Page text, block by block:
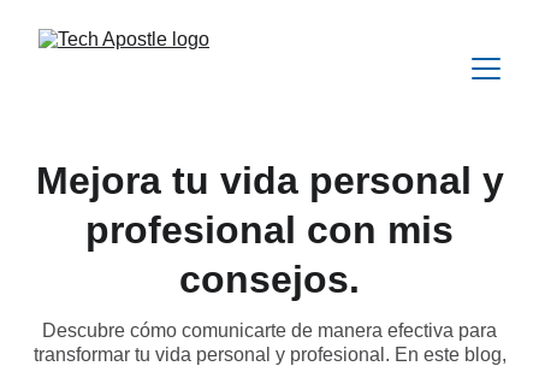
Mejora tu vida personal y
profesional con mis
consejos.
Descubre cómo comunicarte de manera efectiva para
transformar tu vida personal y profesional. En este blog,